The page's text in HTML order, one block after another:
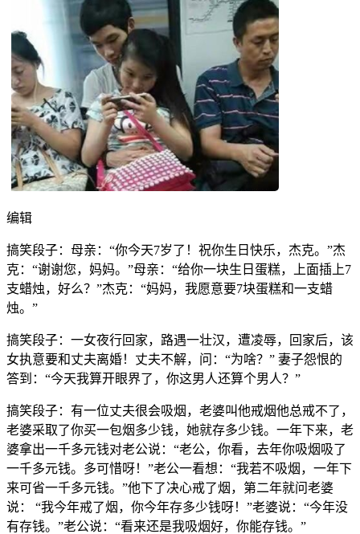
编辑
搞笑段子：母亲：“你今天7岁了！祝你生日快乐，杰克。”杰
克：“谢谢您，妈妈。”母亲：“给你一块生日蛋糕，上面插上7
支蜡烛，好么？”杰克：“妈妈，我愿意要7块蛋糕和一支蜡
烛。”
搞笑段子：一女夜行回家，路遇一壮汉，遭凌辱，回家后，该
女执意要和丈夫离婚！丈夫不解，问：“为啥？” 妻子怨恨的
答到：“今天我算开眼界了，你这男人还算个男人？”
搞笑段子：有一位丈夫很会吸烟，老婆叫他戒烟他总戒不了，
老婆采取了你买一包烟多少钱，她就存多少钱。一年下来，老
婆拿出一千多元钱对老公说：“老公，你看，去年你吸烟吸了
一千多元钱。多可惜呀！”老公一看想：“我若不吸烟，一年下
来可省一千多元钱。”他下了决心戒了烟，第二年就问老婆
说： “我今年戒了烟，你今年存多少钱呀！”老婆说：“今年没
有存钱。”老公说：“看来还是我吸烟好，你能存钱。”